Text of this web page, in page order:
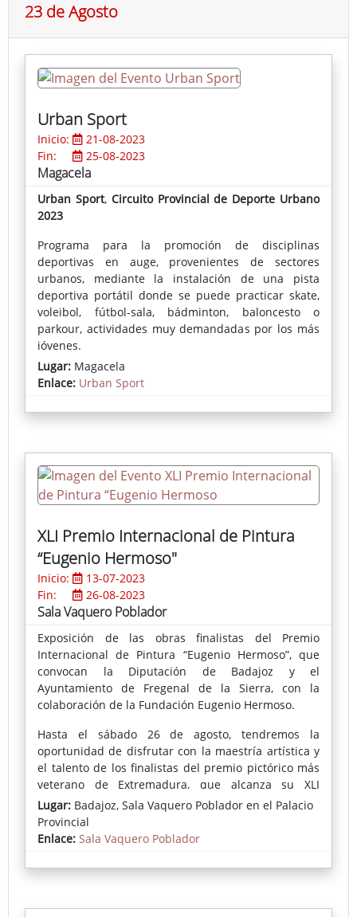
23 de Agosto
Urban Sport
Inicio:
21-08-2023
Fin:
25-08-2023
Magacela
Urban Sport, Circuito Provincial de Deporte Urbano
2023
Programa para la promoción de disciplinas
deportivas en auge, provenientes de sectores
urbanos, mediante la instalación de una pista
deportiva portátil donde se puede practicar skate,
voleibol, fútbol-sala, bádminton, baloncesto o
parkour, actividades muy demandadas por los más
jóvenes.
Lugar: Magacela
Enlace: Urban Sport
XLI Premio Internacional de Pintura
“Eugenio Hermoso"
Inicio:
13-07-2023
Fin:
26-08-2023
Sala Vaquero Poblador
Exposición de las obras finalistas del Premio
Internacional de Pintura “Eugenio Hermoso”, que
convocan la Diputación de Badajoz y el
Ayuntamiento de Fregenal de la Sierra, con la
colaboración de la Fundación Eugenio Hermoso.
Hasta el sábado 26 de agosto, tendremos la
oportunidad de disfrutar con la maestría artística y
el talento de los finalistas del premio pictórico más
veterano de Extremadura, que alcanza su XLI
edición siendo una referencia ineludible entre los
certámenes pictóricos más importantes de nuestra
provincia.
Lugar: Badajoz, Sala Vaquero Poblador en el Palacio
Provincial
Enlace: Sala Vaquero Poblador